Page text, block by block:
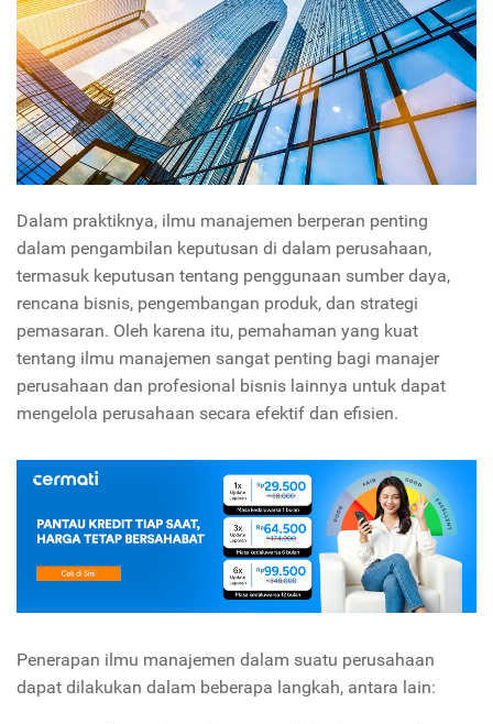
Dalam praktiknya, ilmu manajemen berperan penting
dalam pengambilan keputusan di dalam perusahaan,
termasuk keputusan tentang penggunaan sumber daya,
rencana bisnis, pengembangan produk, dan strategi
pemasaran. Oleh karena itu, pemahaman yang kuat
tentang ilmu manajemen sangat penting bagi manajer
perusahaan dan profesional bisnis lainnya untuk dapat
mengelola perusahaan secara efektif dan efisien.
Penerapan ilmu manajemen dalam suatu perusahaan
dapat dilakukan dalam beberapa langkah, antara lain: